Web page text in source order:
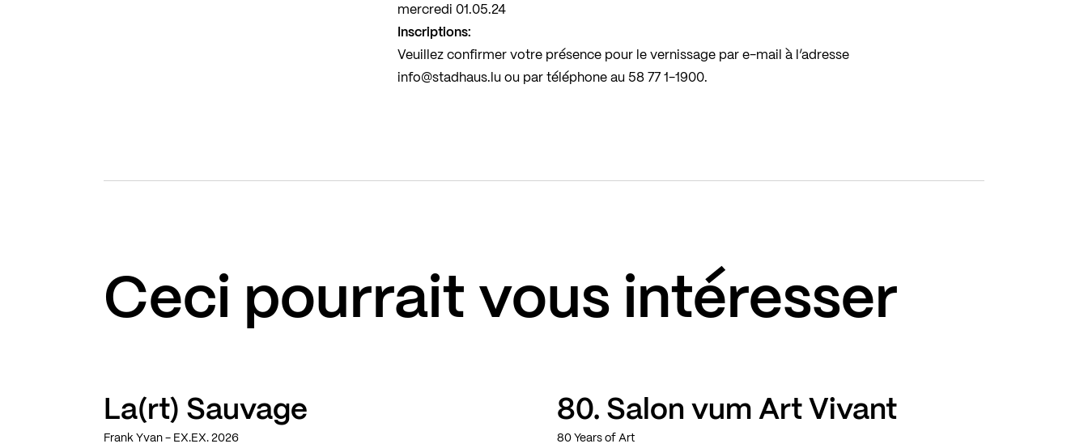
mercredi 01.05.24
Inscriptions:
Veuillez confirmer votre présence pour le vernissage par e-mail à l’adresse
info@stadhaus.lu ou par téléphone au 58 77 1-1900.
Ceci pourrait vous intéresser
La(rt) Sauvage
Frank Yvan - EX.EX. 2026
80. Salon vum Art Vivant
80 Years of Art